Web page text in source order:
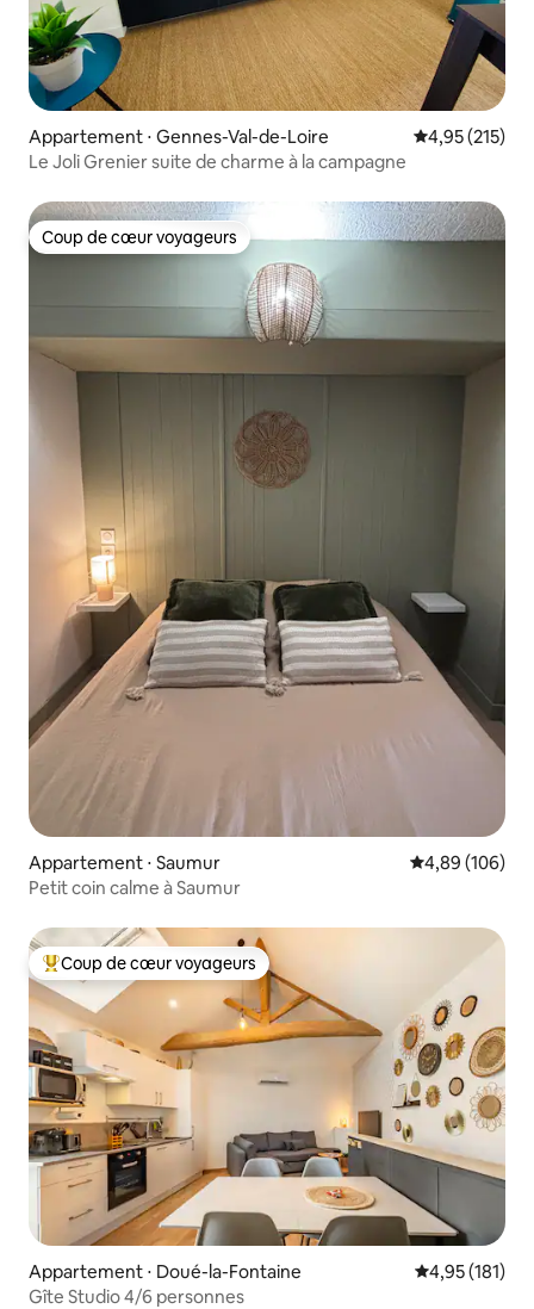
Appartement ⋅ Gennes-Val-de-Loire Évaluation
4,95 (215)
Le Joli Grenier suite de charme à la campagne
Coup de cœur voyageurs
Coup de cœur voyageurs
Appartement ⋅ Saumur Évaluation
4,89 (106)
Petit coin calme à Saumur
Coups de cœur voyageurs les plus appréciés
Coup de cœur voyageurs
Appartement ⋅ Doué-la-Fontaine Évaluation
4,95 (181)
Gîte Studio 4/6 personnes